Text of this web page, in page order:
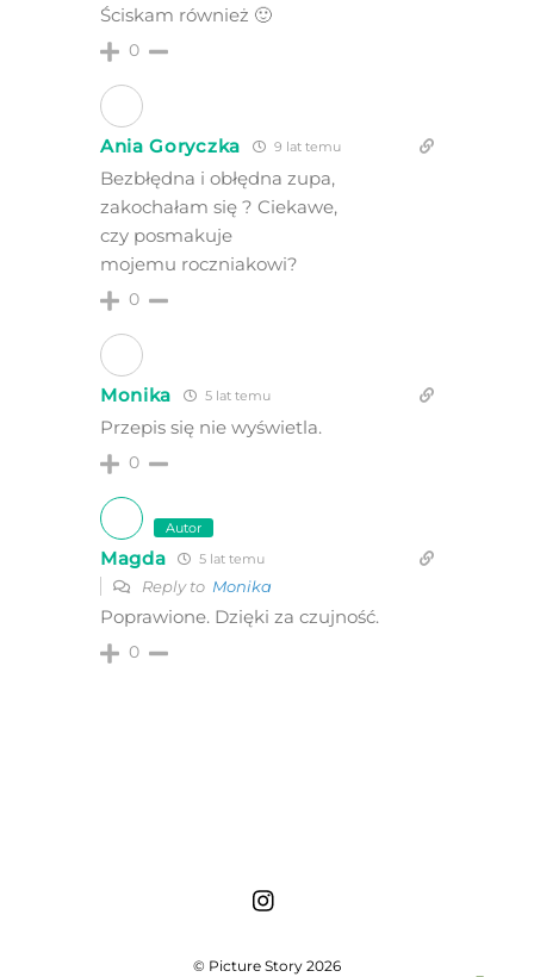
Ściskam również 🙂
0
Ania Goryczka 9 lat temu
Bezbłędna i obłędna zupa,
zakochałam się ? Ciekawe,
czy posmakuje
mojemu roczniakowi?
0
Monika 5 lat temu
Przepis się nie wyświetla.
0
Autor
Magda 5 lat temu
Reply to Monika
Poprawione. Dzięki za czujność.
0
© Picture Story 2026